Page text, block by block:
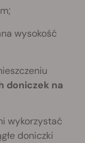
wysokość
doniczek na
wykorzystać
doniczki